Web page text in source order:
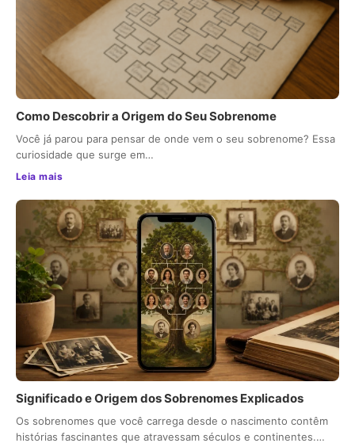
Como Descobrir a Origem do Seu Sobrenome
Você já parou para pensar de onde vem o seu sobrenome? Essa
curiosidade que surge em…
Leia mais
Significado e Origem dos Sobrenomes Explicados
Os sobrenomes que você carrega desde o nascimento contêm
histórias fascinantes que atravessam séculos e continentes.…